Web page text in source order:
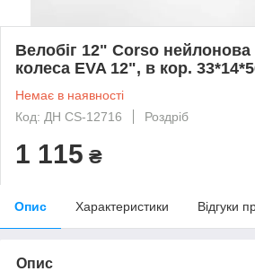
Велобіг 12" Corso нейлонова
колеса EVA 12", в кор.
Немає в наявності
Код: ДН CS-12716
Роздріб
1 115 ₴
Опис Характеристики Відгуки
Опис